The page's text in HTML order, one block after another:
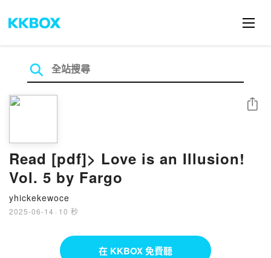
Read [pdf]> Love is an Illusion!
Vol. 5 by Fargo
yhickekewoce
2025-06-14 · 10 秒
分享
在 KKBOX 免費聽